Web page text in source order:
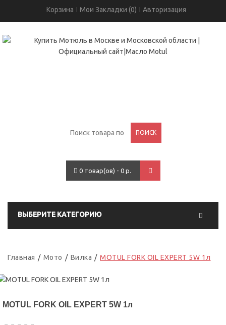
Корзина Мои Закладки (0) Авторизация
ПОИСК
0 товар(ов) - 0 р.
ВЫБЕРИТЕ КАТЕГОРИЮ
Главная Мото Вилка MOTUL FORK OIL EXPERT 5W 1л
MOTUL FORK OIL EXPERT 5W 1л